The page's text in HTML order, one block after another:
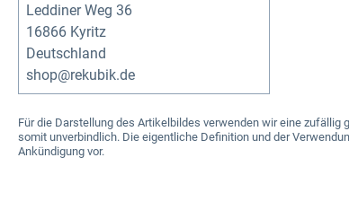
Leddiner Weg 36
16866 Kyritz
Deutschland
shop@rekubik.de
Für die Darstellung des Artikelbildes verwenden wir eine
somit unverbindlich. Die eigentliche Definition und der
Ankündigung vor.